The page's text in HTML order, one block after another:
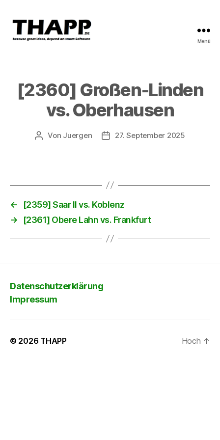
Menü
[2360] Großen-Linden
vs. Oberhausen
Beitragsautor
Von Juergen Beitragsdatum
27. September 2025
←
[2359] Saar II vs. Koblenz
→
[2361] Obere Lahn vs. Frankfurt
Datenschutzerklärung
Impressum
© 2026 THAPP Hoch ↑